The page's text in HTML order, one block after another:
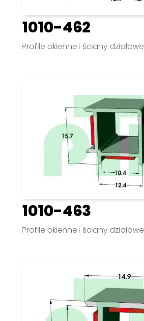
1010-462
Profile okienne i ściany działowe
1010-463
Profile okienne i ściany działowe